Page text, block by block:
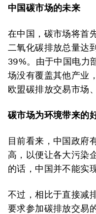
中国碳市场的未来
在中国，碳市场将首
二氧化碳排放总量达
39%。由于中国电力
场没有覆盖其他产业
欧盟碳排放交易市场
碳市场为环境带来的
目前看来，中国政府
高，以便让各大污染
的话，中国并不能实
不过，相比于直接减
要求参加碳排放交易